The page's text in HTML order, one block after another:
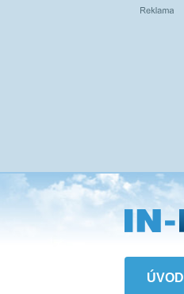
Přejít
na
hlavní
obsah
ÚVOD